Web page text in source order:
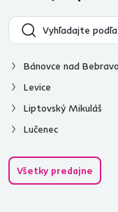
Bánovce nad
Levice
Liptovský Mikuláš
Lučenec
Všetky predajne